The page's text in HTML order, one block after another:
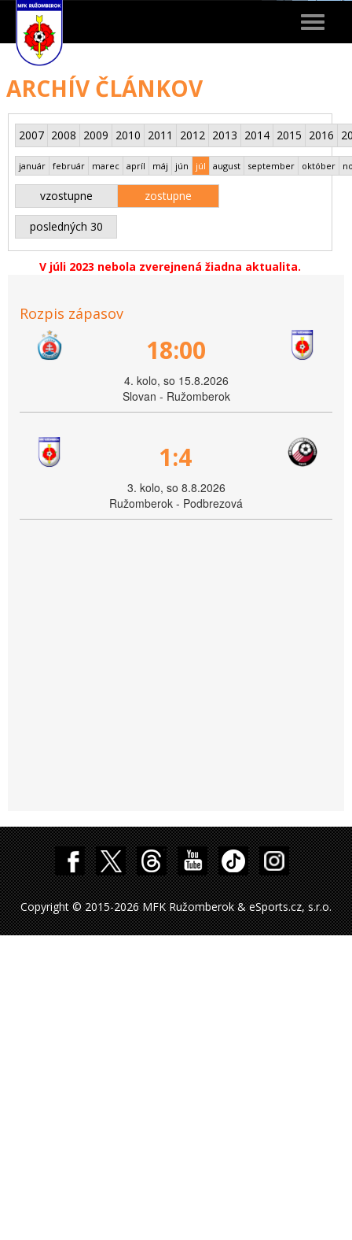
Toggle
ARCHÍV ČLÁNKOV
2007 2008 2009 2010 2011 2012 2013 2014 2015 2016
január február marec apríl máj jún júl august september október
vzostupne zostupne
posledných 30
V júli 2023 nebola zverejnená žiadna aktualita.
Rozpis zápasov
18:00
4. kolo, so 15.8.2026
Slovan - Ružomberok
1:4
3. kolo, so 8.8.2026
Ružomberok - Podbrezová
Copyright © 2015-2026 MFK Ružomberok & eSports.cz, s.r.o.